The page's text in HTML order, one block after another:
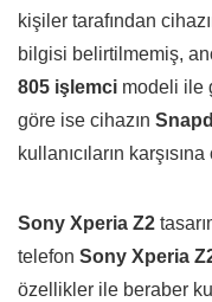
kişiler tarafından
bilgisi belirtilmemiş,
805 işlemci modeli ile
göre ise cihazın
kullanıcıların
Sony Xperia Z2
telefon Sony Xperia
özellikler ile beraber